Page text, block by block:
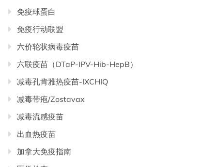
免疫球蛋白
免疫行动联盟
六价轮状病毒疫苗
六联疫苗（DTaP-IPV-Hib-HepB）
减毒孔肯雅热疫苗-IXCHIQ
减毒带疱/Zostavax
减毒流感疫苗
出血热疫苗
加拿大免疫指南